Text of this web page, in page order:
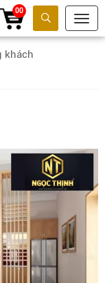
Tìm kiếm
00
khách